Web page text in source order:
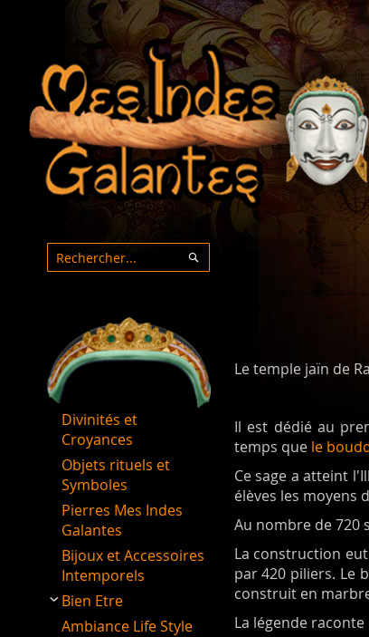
Le temple jaïn de
Il est dédié au
temps que le
Ce sage a atteint
élèves les moyens
Au nombre de 720
La construction
par 420 piliers. Le
construit en
La légende
Rechercher
Divinités et
Croyances
Objets rituels et
Symboles
Pierres Mes Indes
Galantes
Bijoux et Accessoires
Intemporels
Bien Etre
Ambiance Life Style